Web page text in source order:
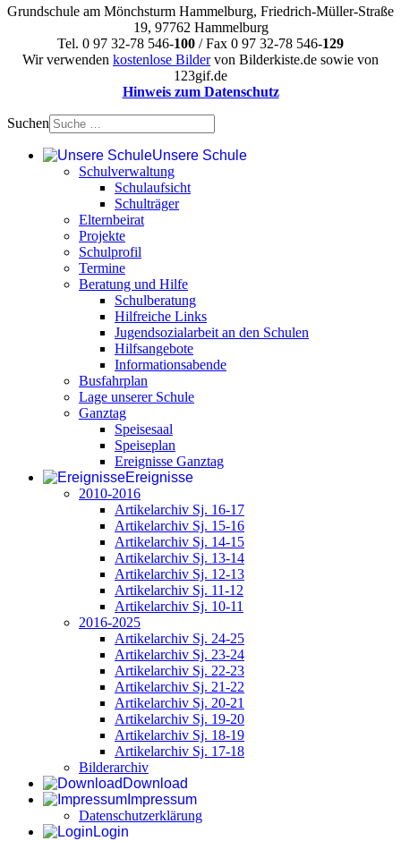
Grundschule am Mönchsturm Hammelburg, Friedrich-Müller-Straße
19, 97762 Hammelburg
Tel. 0 97 32-78 546-100 / Fax 0 97 32-78 546-129
Wir verwenden kostenlose Bildervon Bilderkiste.de sowie von
123gif.de
Hinweis zum Datenschutz
Suchen
Unsere Schule
Schulverwaltung
Schulaufsicht
Schulträger
Elternbeirat
Projekte
Schulprofil
Termine
Beratung und Hilfe
Schulberatung
Hilfreiche Links
Jugendsozialarbeit an den Schulen
Hilfsangebote
Informationsabende
Busfahrplan
Lage unserer Schule
Ganztag
Speisesaal
Speiseplan
Ereignisse Ganztag
Ereignisse
2010-2016
Artikelarchiv Sj. 16-17
Artikelarchiv Sj. 15-16
Artikelarchiv Sj. 14-15
Artikelarchiv Sj. 13-14
Artikelarchiv Sj. 12-13
Artikelarchiv Sj. 11-12
Artikelarchiv Sj. 10-11
2016-2025
Artikelarchiv Sj. 24-25
Artikelarchiv Sj. 23-24
Artikelarchiv Sj. 22-23
Artikelarchiv Sj. 21-22
Artikelarchiv Sj. 20-21
Artikelarchiv Sj. 19-20
Artikelarchiv Sj. 18-19
Artikelarchiv Sj. 17-18
Bilderarchiv
Download
Impressum
Datenschutzerklärung
Login